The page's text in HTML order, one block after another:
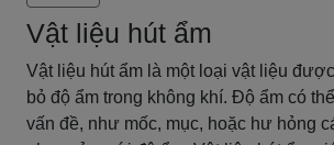
Vật liệu hút ẩm
Vật liệu hút ẩm là một loại vật liệu
bỏ độ ẩm trong không khí. Độ ẩm có
vấn đề, như mốc, mục, hoặc hư hỏng